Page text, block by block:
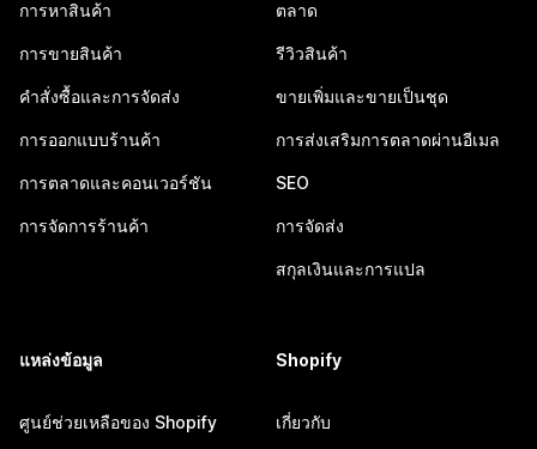
การหาสินค้า
การขายสินค้า
คำสั่งซื้อและการจัดส่ง
การออกแบบร้านค้า
การตลาดและคอนเวอร์ชัน
การจัดการร้านค้า
ตลาด
รีวิวสินค้า
ขายเพิ่มและขายเป็นชุด
การส่งเสริมการตลาดผ่านอีเมล
SEO
การจัดส่ง
สกุลเงินและการแปล
แหล่งข้อมูล
ศูนย์ช่วยเหลือของ Shopify
Shopify
เกี่ยวกับ